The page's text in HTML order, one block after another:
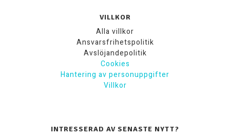
VILLKOR
Alla villkor
Ansvarsfrihetspolitik
Avslöjandepolitik
Cookies
Hantering av personuppgifter
Villkor
INTRESSERAD AV SENASTE NYTT?